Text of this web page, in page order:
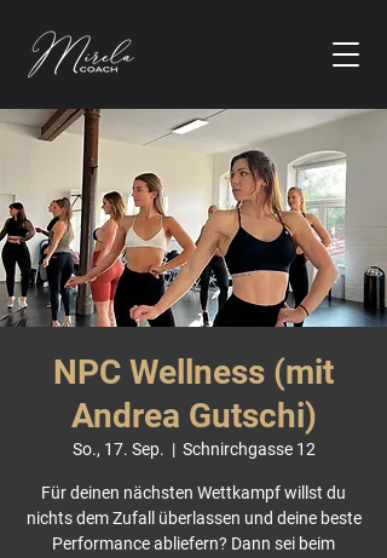
NPC Wellness (mit
Andrea Gutschi)
So., 17. Sep.
  |
Schnirchgasse 12
Für deinen nächsten Wettkampf willst du
nichts dem Zufall überlassen und deine beste
Performance abliefern? Dann sei beim